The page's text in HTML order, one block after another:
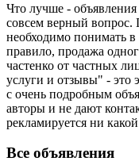
Что лучше -
совсем верный вопрос.
необходимо понимать
правило, продажа
частенко от частных
услуги и отзывы" - это
с очень подробным
авторы и не дают
рекламируется ни
Все объявления